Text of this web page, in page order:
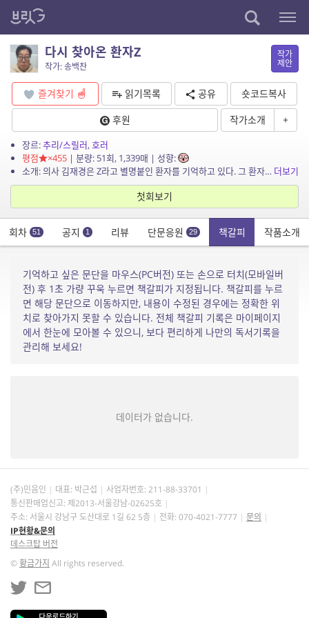
다시 찾아온 환자Z
작가: 송백찬
작가
제안
즐겨찾기 읽기목록 공유
숏코드복사
후원
작가소개 +
장르:추리/스릴러,호러
평점
×455| 분량: 51회, 1,339매 | 성향:
소개: 의사 김재경은 Z라고 별명붙인 환자를 기억하고 있다. 그 환자는 초자연적인 에너지를 종교처럼 숭배했고 지능은 정상이었다. 그 환자가 다시 찾아와 사람들의 실종과 조선시대의 반란군들... 더보기
첫회보기
회차 51 공지 1 리뷰 단문응원 29 책갈피 작품소개
기억하고 싶은 문단을 마우스(PC버전) 또는 손으로 터치(모바일버
전) 후 1초 가량 꾸욱 누르면 책갈피가 지정됩니다. 책갈피를 누르
면 해당 문단으로 이동하지만, 내용이 수정된 경우에는 정확한 위
치로 찾아가지 못할 수 있습니다. 전체 책갈피 기록은 마이페이지
에서 한눈에 모아볼 수 있으니, 보다 편리하게 나만의 독서기록을
관리해 보세요!
데이터가 없습니다.
(주)민음인 대표: 박근섭 사업자번호: 211-88-33701
통신판매업신고: 제2013-서울강남-02625호
주소: 서울시 강남구 도산대로 1길 62 5층
전화: 070-4021-7777
문의
IP현황&문의
데스크탑 버전
©황금가지 All rights reserved.